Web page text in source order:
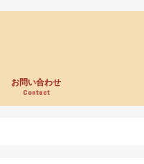
お問い合わせ
Contact